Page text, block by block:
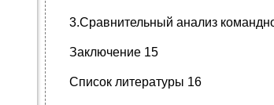
3.Сравнительный анализ
Заключение 15
Список литературы 16